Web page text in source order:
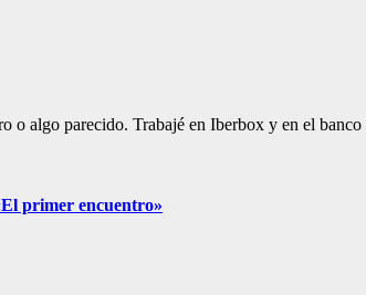
o algo parecido. Trabajé en Iberbox y en el
primer encuentro»